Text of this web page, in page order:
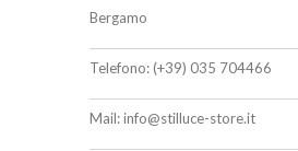
Bergamo
Telefono: (+39) 035 704466
Mail:info@stilluce-store.it